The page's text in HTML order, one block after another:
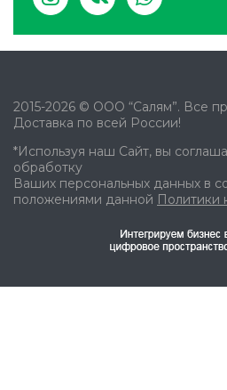
2015-2026 © ООО “Салям”. Все
Доставка по всей России!
*Используя наш Сайт, вы
обработку
Ваших персональных данных в
положениями данной Политики